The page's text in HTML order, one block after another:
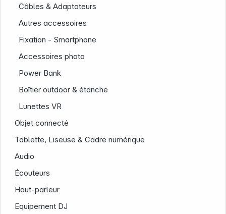
Câbles & Adaptateurs
Autres accessoires
Fixation - Smartphone
Accessoires photo
Power Bank
Boîtier outdoor & étanche
Lunettes VR
Objet connecté
Tablette, Liseuse & Cadre numérique
Audio
Écouteurs
Haut-parleur
Equipement DJ
Société